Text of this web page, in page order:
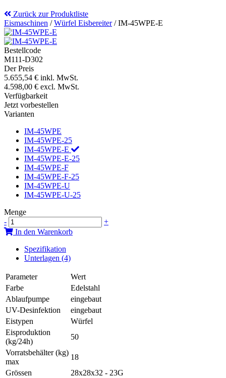
Zurück zur Produktliste
Eismaschinen /Würfel Eisbereiter/IM-45WPE-E
Bestellcode
M111-D302
Der Preis
5.655,54 € inkl. MwSt.
4.598,00 € excl. MwSt.
Verfügbarkeit
Jetzt vorbestellen
Varianten
IM-45WPE
IM-45WPE-25
IM-45WPE-E
IM-45WPE-E-25
IM-45WPE-F
IM-45WPE-F-25
IM-45WPE-U
IM-45WPE-U-25
Menge
-
+
In den Warenkorb
Spezifikation
Unterlagen (4)
Parameter
Wert
Farbe
Edelstahl
Ablaufpumpe
eingebaut
UV-Desinfektion
eingebaut
Eistypen
Würfel
Eisproduktion
(kg/24h)
50
Vorratsbehälter (kg)
max
18
Grössen
28x28x32 - 23G